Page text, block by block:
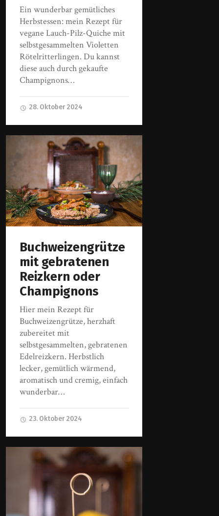
Ein wunderbar gemütliches
Herbstessen: mein Rezept für
vegane Lauch-Pilz-Quiche mit
selbstgesammelten Violetten
Rötelritterlingen. Du kannst
diese auch durch gekaufte
Champignons…
28. Oktober 2024
Buchweizengrütze
mit gebratenen
Reizkern oder
Champignons
Hier mein Rezept für
Buchweizengrütze, herzhaft
zubereitet mit
selbstgesammelten, gebratenen
Edelreizkern. Herbstlich
lecker, gemütlich wärmend,
aromatisch und cremig, einfach
wunderbar…
23. Oktober 2024